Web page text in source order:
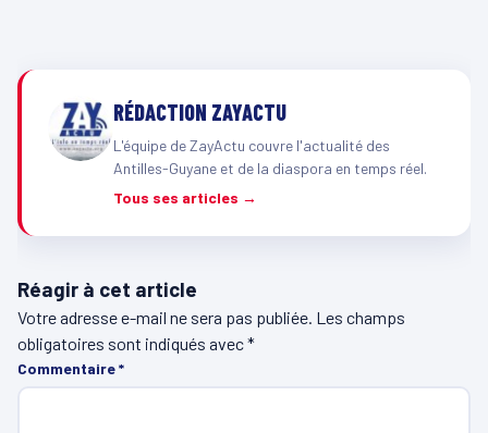
RÉDACTION ZAYACTU
L'équipe de ZayActu couvre l'actualité des
Antilles-Guyane et de la diaspora en temps réel.
Tous ses articles →
Réagir à cet article
Votre adresse e-mail ne sera pas publiée. Les champs
obligatoires sont indiqués avec*
Commentaire*